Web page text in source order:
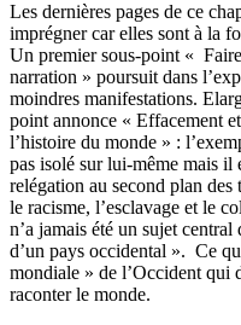
Les dernières pages de ce
imprégner car elles sont à la
Un premier sous-point «
narration » poursuit dans
moindres manifestations.
point annonce « Effacement
l’histoire du monde » :
pas isolé sur lui-même mais il
relégation au second plan
le racisme, l’esclavage et le
n’a jamais été un sujet
d’un pays occidental ». Ce
mondiale » de l’Occident qui
raconter le monde.